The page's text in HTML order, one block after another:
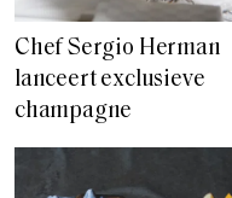
Chef Sergio Herman
lanceert exclusieve
champagne